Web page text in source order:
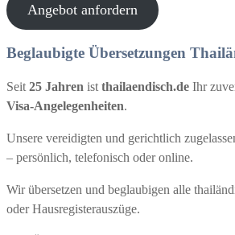
Angebot anfordern
Beglaubigte Übersetzungen
Seit 25 Jahren ist thailaendisch.de Ihr
Visa-Angelegenheiten.
Unsere vereidigten und gerichtlich
– persönlich, telefonisch oder online.
Wir übersetzen und beglaubigen alle
oder Hausregisterauszüge.